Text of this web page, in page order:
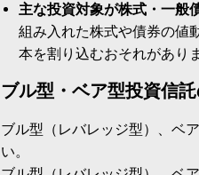
主な投資対象が株式・一般
組み入れた株式や債券の値
本を割り込むおそれがあり
ブル型・ベア型投資信
ブル型（レバレッジ型）、ベ
い。